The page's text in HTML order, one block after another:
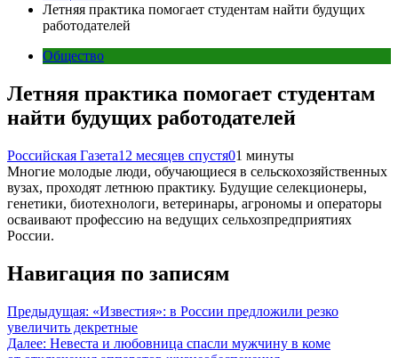
Летняя практика помогает студентам найти будущих
работодателей
Общество
Летняя практика помогает студентам
найти будущих работодателей
Российская Газета12 месяцев спустя01 минуты
Многие молодые люди, обучающиеся в сельскохозяйственных
вузах, проходят летнюю практику. Будущие селекционеры,
генетики, биотехнологи, ветеринары, агрономы и операторы
осваивают профессию на ведущих сельхозпредприятиях
России.
Навигация по записям
Предыдущая: «Известия»: в России предложили резко
увеличить декретные
Далее: Невеста и любовница спасли мужчину в коме